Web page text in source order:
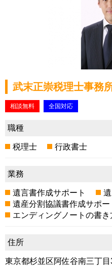
武末正崇税理士事務
相談無料 全国対応
職種
税理士 行政書士
業務
遺言書作成サポート
遺産分割協議書作成サポー
エンディングノートの書き
住所
東京都杉並区阿佐谷南三丁